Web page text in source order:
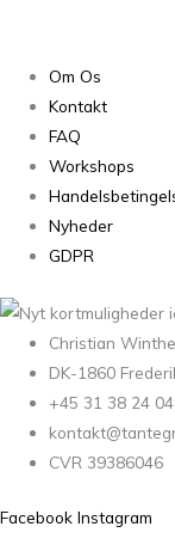
Om Os
Kontakt
FAQ
Workshops
Nyheder
GDPR
Christian
DK-1860
+45 31 38 24 04
CVR 39386046
Facebook Instagram